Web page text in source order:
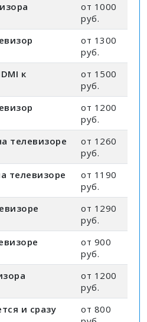
от 1000
руб.
от 1300
руб.
к
от 1500
руб.
от 1200
руб.
телевизоре
от 1260
руб.
телевизоре
от 1190
руб.
от 1290
руб.
от 900
руб.
от 1200
руб.
и сразу
от 800